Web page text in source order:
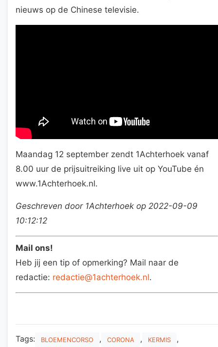
nieuws op de Chinese televisie.
Maandag 12 september zendt 1Achterhoek vanaf
8.00 uur de prijsuitreiking live uit op YouTube én
www.1Achterhoek.nl.
Geschreven door 1Achterhoek op 2022-09-09
10:12:12
Mail ons!
Heb jij een tip of opmerking? Mail naar de
redactie: redactie@1achterhoek.nl.
Tags: BLOEMENCORSO , CORONA , KERMIS ,